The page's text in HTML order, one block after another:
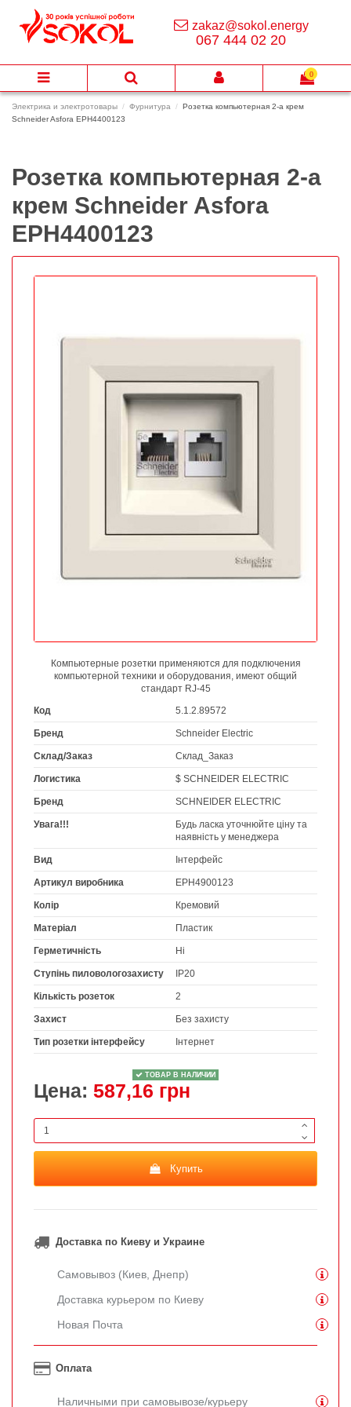
Электрика и электротовары Фурнитура
Розетка компьютерная 2-а крем
Schneider Asfora EPH4400123
Розетка компьютерная 2-а
крем Schneider Asfora
EPH4400123
Компьютерные розетки применяются для подключения
компьютерной техники и оборудования, имеют общий
стандарт RJ-45
Код
5.1.2.89572
Бренд Schneider Electric
Склад/Заказ Склад_Заказ
Логистика $ SCHNEIDER ELECTRIC
Бренд SCHNEIDER ELECTRIC
Увага!!!
Будь ласка уточнюйте ціну та
наявність у менеджера
Вид Інтерфейс
Артикул виробника EPH4900123
Колір Кремовий
Матеріал Пластик
Герметичність Ні
Ступінь пиловологозахисту IP20
Кількість розеток 2
Захист Без захисту
Тип розетки інтерфейсу Інтернет
ТОВАР В НАЛИЧИИ
Цена: 587,16 грн
Купить
Доставка по Киеву и Украине
Самовывоз (Киев, Днепр)
Доставка курьером по Киеву
Новая Почта
Оплата
Наличными при самовывозе/курьеру
zakaz@sokol.energy
067 444 02 20
0